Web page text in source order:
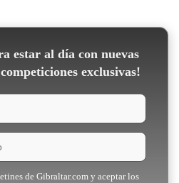
estar al día con nuevas
exclusivas!
de Gibraltar.com y aceptar los